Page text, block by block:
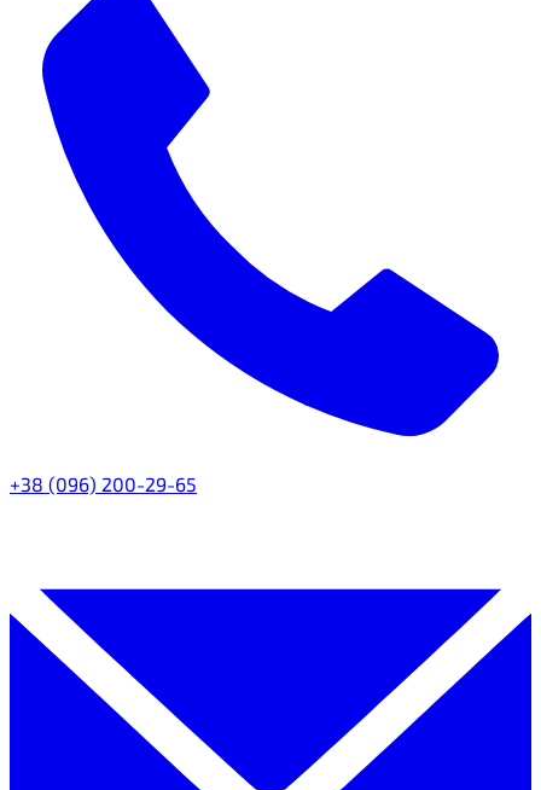
+38 (096) 200-29-65